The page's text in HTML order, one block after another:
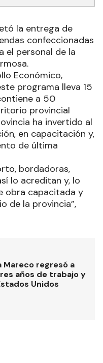
la entrega de
confeccionadas
el personal de la
Económico,
programa lleva 15
a 50
provincial
ha invertido al
en capacitación y,
de última
bordadoras,
lo acreditan y, lo
obra capacitada y
de la provincia”,
Mareco regresó a
años de trabajo y
Unidos